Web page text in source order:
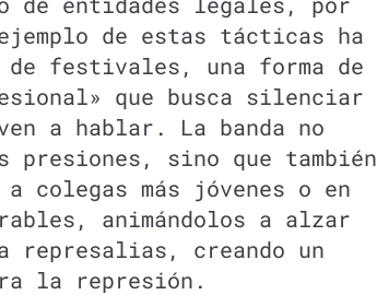
de estas tácticas ha
festivales, una forma de
que busca silenciar
a hablar. La banda no
sino que también
a colegas más jóvenes o en
animándolos a alzar
represalias, creando un
la represión.